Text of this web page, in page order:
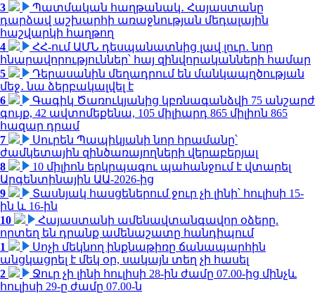
3
Պատմական հաղթանակ․ Հայաստանը
դարձավ աշխարհի առաջնության մեդալային
հաշվարկի հաղթող
4
ՀՀ-ում ԱՄՆ դեսպանատնից լավ լուր․ նոր
հնարավորություններ՝ հայ զինվորականների համար
5
Դերասանին մեղադրում են մանկապղծության
մեջ․ նա ձերբակալվել է
6
Գագիկ Ծառուկյանից կբռնագանձվի 75 անշարժ
գույք, 42 ավտոմեքենա, 105 միլիարդ 865 միլիոն 865
հազար դրամ
7
Սուրեն Պապիկյանի նոր հրամանը՝
ժամկետային զինծառայողների վերաբերյալ
8
10 միլիոն երկրպագու պահանջում է վտարել
Արգենտինային ԱԱ-2026-ից
9
Տասնյակ հասցեներում ջուր չի լինի՝ հուլիսի 15-
ին և 16-ին
10
Հայաստանի ամենավտանգավոր օձերը.
որտեղ են դրանք ամենաշատը հանդիպում
1
Սոչի մեկնող ինքնաթիռը ճանապարհին
անցկացրել է մեկ օր, սակայն տեղ չի հասել
2
Ջուր չի լինի հուլիսի 28-ին ժամը 07.00-ից մինչև
հուլիսի 29-ը ժամը 07.00-ն